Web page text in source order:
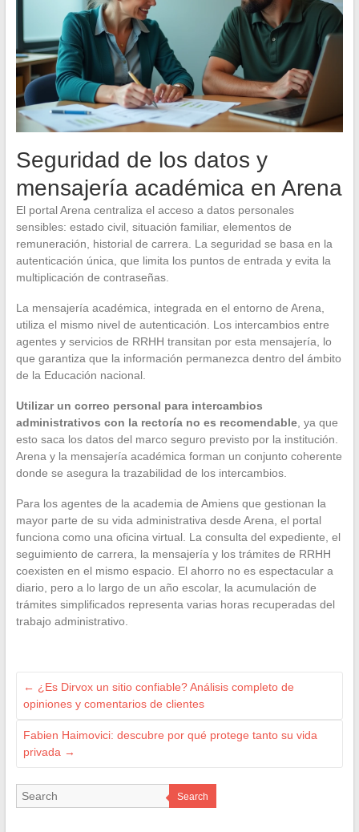
Seguridad de los datos y
mensajería académica en Arena
El portal Arena centraliza el acceso a datos personales
sensibles: estado civil, situación familiar, elementos de
remuneración, historial de carrera. La seguridad se basa en la
autenticación única, que limita los puntos de entrada y evita la
multiplicación de contraseñas.
La mensajería académica, integrada en el entorno de Arena,
utiliza el mismo nivel de autenticación. Los intercambios entre
agentes y servicios de RRHH transitan por esta mensajería, lo
que garantiza que la información permanezca dentro del ámbito
de la Educación nacional.
Utilizar un correo personal para intercambios
administrativos con la rectoría no es recomendable, ya que
esto saca los datos del marco seguro previsto por la institución.
Arena y la mensajería académica forman un conjunto coherente
donde se asegura la trazabilidad de los intercambios.
Para los agentes de la academia de Amiens que gestionan la
mayor parte de su vida administrativa desde Arena, el portal
funciona como una oficina virtual. La consulta del expediente, el
seguimiento de carrera, la mensajería y los trámites de RRHH
coexisten en el mismo espacio. El ahorro no es espectacular a
diario, pero a lo largo de un año escolar, la acumulación de
trámites simplificados representa varias horas recuperadas del
trabajo administrativo.
← ¿Es Dirvox un sitio confiable? Análisis completo de
opiniones y comentarios de clientes
Fabien Haimovici: descubre por qué protege tanto su vida
privada →
Search